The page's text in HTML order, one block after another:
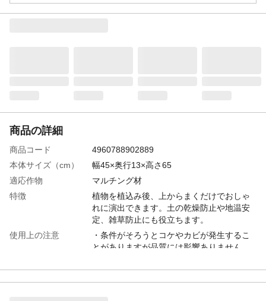
商品の詳細
商品コード
4960788902889
本体サイズ（cm）
幅45×奥行13×高さ65
適応作物
マルチング材
特徴
植物を植込み後、上からまくだけでおしゃ
れに演出できます。土の乾燥防止や地温安
定、雑草防止にも役立ちます。
使用上の注意
・条件がそろうとコケやカビが発生するこ
とがありますが品質には影響ありません。
お使いください。 ・開封後はお早めにご使
用下さい。